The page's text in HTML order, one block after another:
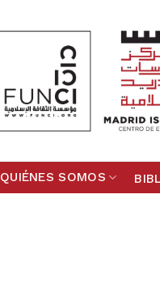
QUIÉNES SOMOS